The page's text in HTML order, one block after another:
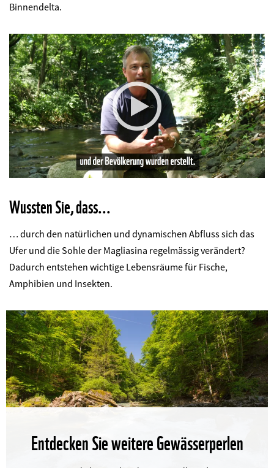
Binnendelta.
Wussten Sie, dass...
… durch den natürlichen und dynamischen Abfluss sich das
Ufer und die Sohle der Magliasina regelmässig verändert?
Dadurch entstehen wichtige Lebensräume für Fische,
Amphibien und Insekten.
Entdecken Sie weitere Gewässerperlen